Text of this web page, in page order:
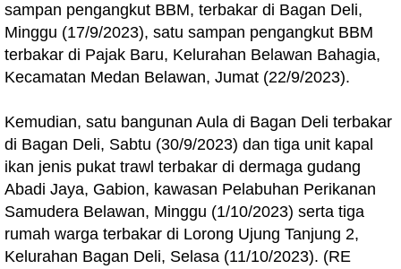
sampan pengangkut BBM, terbakar di Bagan Deli,
Minggu (17/9/2023), satu sampan pengangkut BBM
terbakar di Pajak Baru, Kelurahan Belawan Bahagia,
Kecamatan Medan Belawan, Jumat (22/9/2023).
Kemudian, satu bangunan Aula di Bagan Deli terbakar
di Bagan Deli, Sabtu (30/9/2023) dan tiga unit kapal
ikan jenis pukat trawl terbakar di dermaga gudang
Abadi Jaya, Gabion, kawasan Pelabuhan Perikanan
Samudera Belawan, Minggu (1/10/2023) serta tiga
rumah warga terbakar di Lorong Ujung Tanjung 2,
Kelurahan Bagan Deli, Selasa (11/10/2023). (RE